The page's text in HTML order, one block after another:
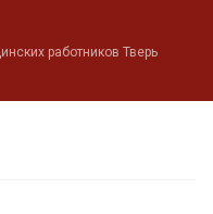
работников Тверь